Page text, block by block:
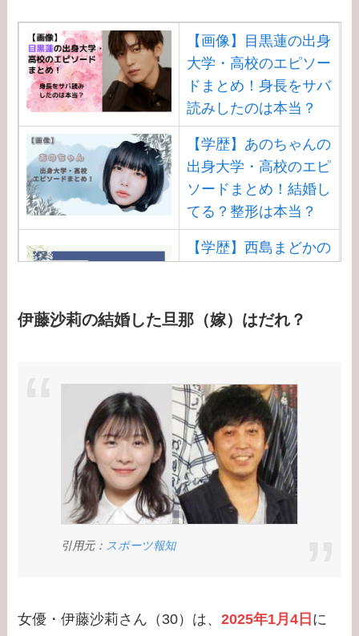
ードまとめ！ダンサー
武田舞香と結婚？
【学歴】宇賀なつみの
出身大学・高校のエピ
ソードまとめ！旦那と
の離婚理由は？
【学歴】小泉孝太郎の
出身大学・高校のエピ
ソードまとめ！弟・三
【学歴】岸井ゆきの大
学・高校のエピソード
【画像】目黒蓮の出身
大学・高校のエピソー
ドまとめ！身長をサバ
読みしたのは本当？
【学歴】あのちゃんの
出身大学・高校のエピ
ソードまとめ！結婚し
てる？整形は本当？
【学歴】西島まどかの
ナとの結婚馴れ初め
大学・高校のエピソー
ドまとめ！病気
（PTSD）の原因は？
【学歴】大谷翔平の出
身大学・高校のエピソ
ード！新通訳アイアト
【学歴】河合郁人の出
身大学・高校のエピソ
伊藤沙莉の結婚した旦那（嫁）はだれ？
引用元： スポーツ報知
女優・伊藤沙莉さん（30）は、2025年1月4日 に